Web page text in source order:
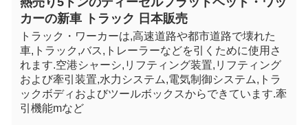
カーの新車 トラック 日本販売
トラック・ワーカーは,高速道路や都市道路で壊れた
車,トラック,バス,トレーラーなどを引くために使用さ
れます.空港シャーシ,リフティング装置,リフティング
および牽引装置,水力システム,電気制御システム,トラ
ックボディおよびツールボックスからできています.牽
引機能mなど